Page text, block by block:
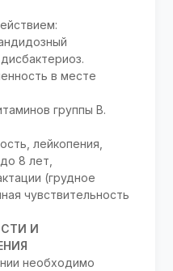
в месте
группы В.
лейкопения,
8 лет,
(грудное
чувствительность
И
необходимо